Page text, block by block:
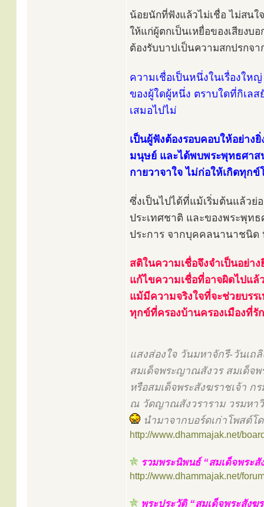
น้อยนักที่ฟังแล้วไม่เชื่อ ไม่สนใ
ให้แก่ผู้ตกเป็นเหยื่อของเสียงบ
ต้องรับบาปเป็นความสกปรกจา
ความเชื่อเป็นหนึ่งในเรื่องให
ของผู้ใดผู้หนึ่ง ตราบใดที่กิเล
เสมอไปไม่
เป็นผู้ฟังต้องรอบคอบให้อย่า
มนุษย์ และได้พบพระพุทธศาส
กายวาจาใจ ไม่ก่อให้เกิดทุก
ซึ่งเป็นไปได้ที่แม้เริ่มต้นแล้ว
ประเทศชาติ และของพระพุท
ประการ จากบุคคลนานาชนิด
สติในความเชื่อจึงจำเป็นอย่าง
แก้ไขความเชื่อที่อาจผิดไปแ
แม้มีความจริงใจที่จะช่วยบร
ทุกข์ที่ครองบ้านครองเมืองที่รั
แสงส่องใจ วันมหาจักรี-วันเ
สมเด็จพระญาณสังวร สมเด็จ
หรือสมเด็จพระสังฆราชเจ้า
ณ วัดญาณสังวราราม วรมหา
นำมาจากบอร์ดเก่าโพสต์โ
http://www.dhammajak.net/
รวมพระนิพนธ์ “สมเด็จพระ
http://www.dhammajak.net/
พระประวัติ “สมเด็จพระสัง